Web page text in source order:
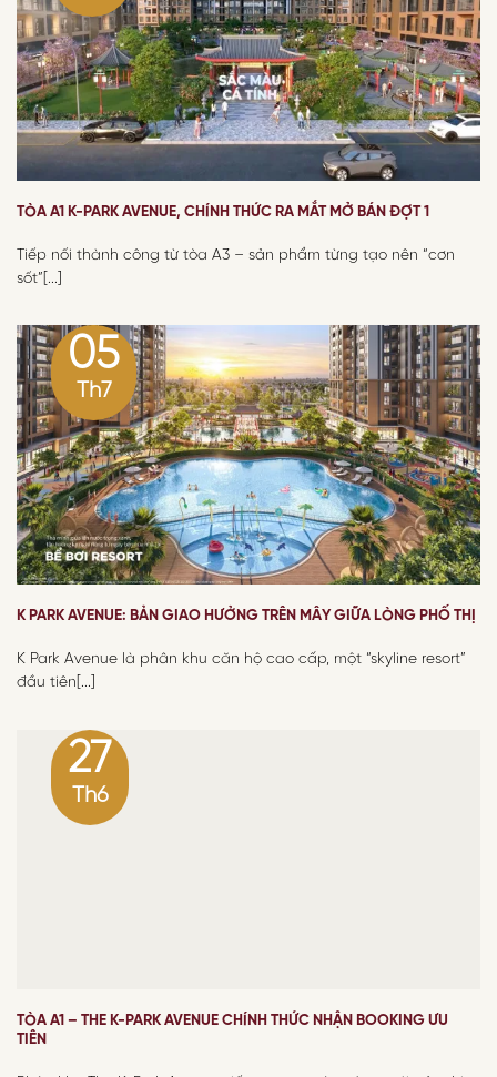
TÒA A1 K-PARK AVENUE, CHÍNH THỨC RA MẮT MỞ BÁN ĐỢT 1
Tiếp nối thành công từ tòa A3 – sản phẩm từng tạo nên “cơn
sốt”[...]
K PARK AVENUE: BẢN GIAO HƯỞNG TRÊN MÂY GIỮA LÒNG PHỐ THỊ
K Park Avenue là phân khu căn hộ cao cấp, một “skyline resort”
đầu tiên[...]
05
Th7
TÒA A1 – THE K-PARK AVENUE CHÍNH THỨC NHẬN BOOKING ƯU
TIÊN
27
Th6